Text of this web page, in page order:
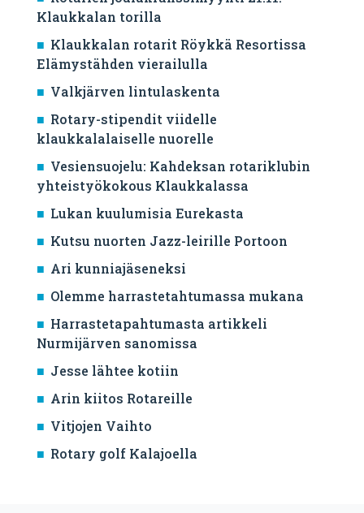
Klaukkalan torilla
Klaukkalan rotarit Röykkä Resortissa
Elämystähden vierailulla
Valkjärven lintulaskenta
Rotary-stipendit viidelle
klaukkalalaiselle nuorelle
Vesiensuojelu: Kahdeksan rotariklubin
yhteistyökokous Klaukkalassa
Lukan kuulumisia Eurekasta
Kutsu nuorten Jazz-leirille Portoon
Ari kunniajäseneksi
Olemme harrastetahtumassa mukana
Harrastetapahtumasta artikkeli
Nurmijärven sanomissa
Jesse lähtee kotiin
Arin kiitos Rotareille
Vitjojen Vaihto
Rotary golf Kalajoella